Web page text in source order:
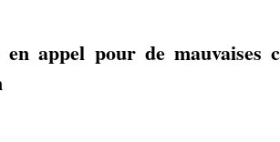
appel pour de mauvaises